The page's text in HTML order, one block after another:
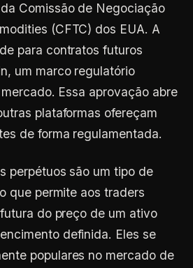
Comissão de Negociação
(CFTC) dos EUA. A
para contratos futuros
um marco regulatório
Essa aprovação abre
plataformas ofereçam
de forma regulamentada.
perpétuos são um tipo de
que permite aos traders
do preço de um ativo
definida. Eles se
populares no mercado de